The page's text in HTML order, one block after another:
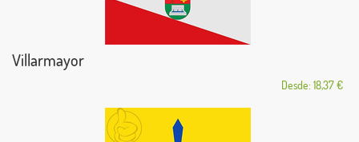
Villarmayor
Desde: 18,37 €